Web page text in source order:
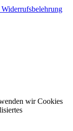
wir Cookies